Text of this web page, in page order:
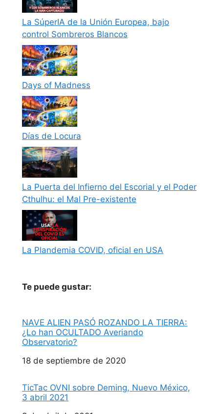
La SúperIA de la Unión Europea, bajo
control Sombreros Blancos
Days of Madness
Días de Locura
La Puerta del Infierno del Escorial y el Poder
Cthulhu: el Mal Pre-existente
La Plandemia COVID, oficial en USA
Te puede gustar:
NAVE ALIEN PASÓ ROZANDO LA TIERRA:
¿Lo han OCULTADO Averiando
Observatorio?
Fecha
18 de septiembre de 2020
TicTac OVNI sobre Deming, Nuevo México,
3 abril 2021